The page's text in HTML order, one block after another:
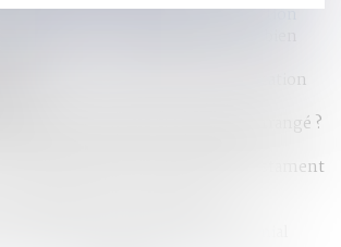
et indivisibilité de l’action
sur plus-value immobilière d’un bien
?
peut se solder par la confiscation
ou livraison pour mariage arrangé ?
et délai de rétractation
modifier ou révoquer un testament
le paiement de la prestation
la liquidation du régime matrimonial